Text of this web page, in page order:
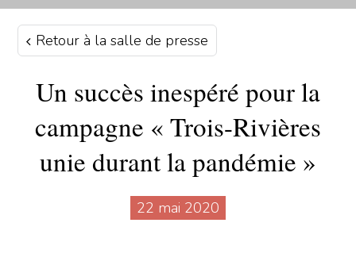
Retour à la salle de presse
Un succès inespéré pour la
campagne « Trois-Rivières
unie durant la pandémie »
22 mai 2020